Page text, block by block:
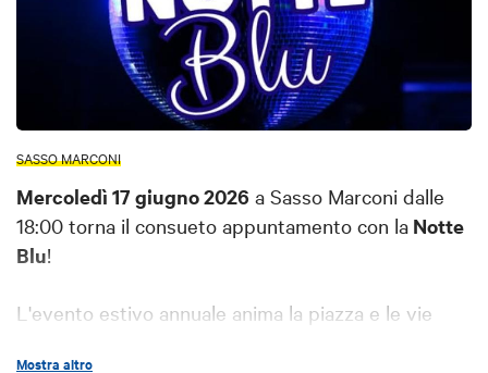
SASSO MARCONI
Mercoledì 17 giugno 2026 a Sasso Marconi dalle
18:00 torna il consueto appuntamento con la Notte
Blu!
L'evento estivo annuale anima la piazza e le vie
Mostra altro